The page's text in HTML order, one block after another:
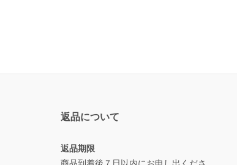
返品について
返品期限